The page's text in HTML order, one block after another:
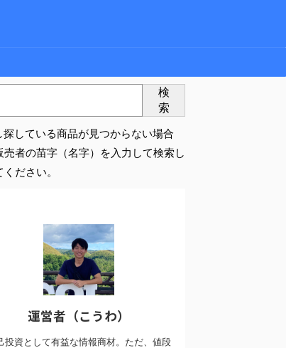
検
索
している商品が見つからない場合
売者の苗字（名字）を入力して検索し
ださい。
運営者（こうわ）
投資として有益な情報商材。ただ、値段